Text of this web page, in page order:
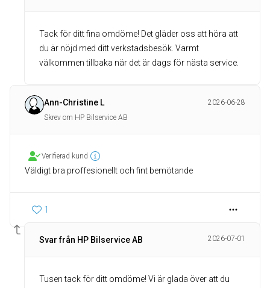
Tack för ditt fina omdöme! Det gläder oss att höra att
du är nöjd med ditt verkstadsbesök. Varmt
välkommen tillbaka när det är dags för nästa service.
Ann-Christine L
2026-06-28
Skrev om HP Bilservice AB
Verifierad kund
Väldigt bra proffesionellt och fint bemötande
1
Svar från HP Bilservice AB 2026-07-01
Tusen tack för ditt omdöme! Vi är glada över att du